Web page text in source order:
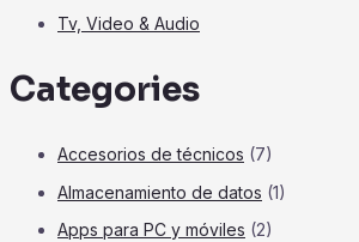
Tv, Video & Audio
Categories
Accesorios de técnicos (7)
Almacenamiento de datos (1)
Apps para PC y móviles (2)